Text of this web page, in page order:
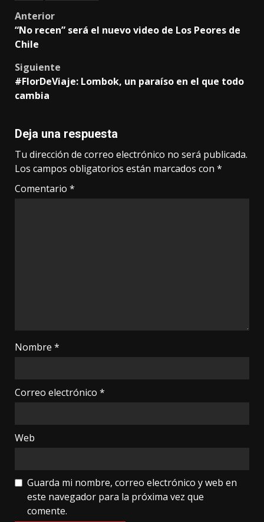
Post
navigation
Anterior
“No recen” será el nuevo video de Los Peores de
Chile
Siguiente
#FlorDeViaje: Lombok, un paraíso en el que todo
cambia
Deja una respuesta
Tu dirección de correo electrónico no será publicada.
Los campos obligatorios están marcados con *
Comentario *
Nombre *
Correo electrónico *
Web
Guarda mi nombre, correo electrónico y web en
este navegador para la próxima vez que
comente.